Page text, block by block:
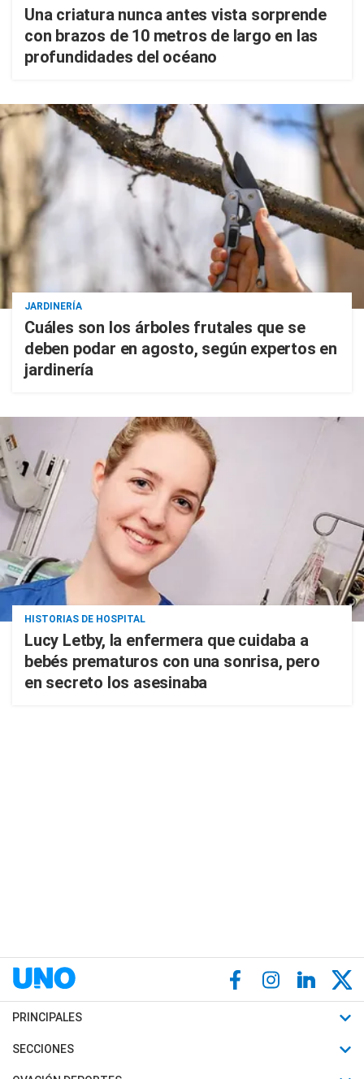
Una criatura nunca antes vista sorprende
con brazos de 10 metros de largo en las
profundidades del océano
JARDINERÍA
Cuáles son los árboles frutales que se
deben podar en agosto, según expertos en
jardinería
HISTORIAS DE HOSPITAL
Lucy Letby, la enfermera que cuidaba a
bebés prematuros con una sonrisa, pero
en secreto los asesinaba
PRINCIPALES
Últimas Noticias
Política
SECCIONES